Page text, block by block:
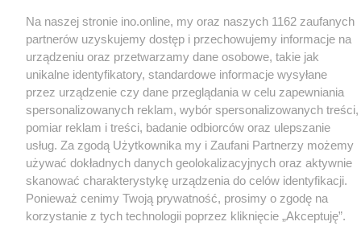
Na naszej stronie ino.online, my oraz naszych 1162 zaufanych
partnerów uzyskujemy dostęp i przechowujemy informacje na
urządzeniu oraz przetwarzamy dane osobowe, takie jak
unikalne identyfikatory, standardowe informacje wysyłane
przez urządzenie czy dane przeglądania w celu zapewniania
spersonalizowanych reklam, wybór spersonalizowanych treści,
pomiar reklam i treści, badanie odbiorców oraz ulepszanie
usług. Za zgodą Użytkownika my i Zaufani Partnerzy możemy
używać dokładnych danych geolokalizacyjnych oraz aktywnie
skanować charakterystykę urządzenia do celów identyfikacji.
Ponieważ cenimy Twoją prywatność, prosimy o zgodę na
korzystanie z tych technologii poprzez kliknięcie „Akceptuję”.